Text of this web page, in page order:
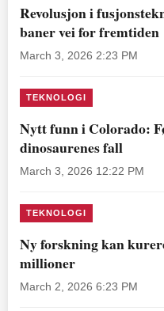
Revolusjon i
baner vei for fremtiden
March 3, 2026 2:23 PM
TEKNOLOGI
Nytt funn i Colorado:
dinosaurenes fall
March 3, 2026 12:22 PM
TEKNOLOGI
Ny forskning kan
millioner
March 2, 2026 6:23 PM